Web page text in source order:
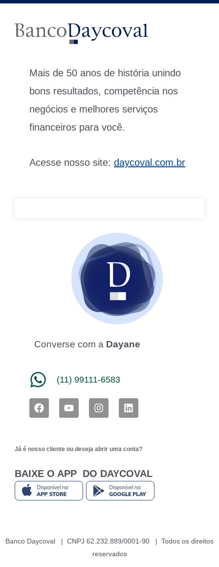
Mais de 50 anos de história unindo
bons resultados, competência nos
negócios e melhores serviços
financeiros para você.
Acesse nosso site: daycoval.com.br
Converse com a Dayane
(11) 99111-6583
F
a
o
k
Y
o
b
I
n
g
a
m
L
i
d
n
Já é nosso cliente ou deseja abrir uma conta?
BAIXE O APP DO DAYCOVAL
Banco Daycoval | CNPJ 62.232.889/0001-90 | Todos os direitos
reservados